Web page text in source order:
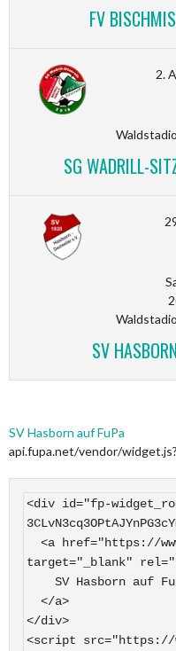
FV
2.
SG WADRILL-
SV
SV Hasborn auf FuPa
api.fupa.net/vendor/
<div id="fp-
target="_blank"
</div>
<script src="https://